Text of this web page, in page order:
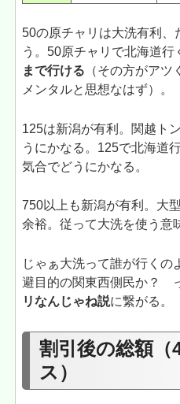
50の原チャリは大洗有利、
う。50原チャリで北海道行
まで行ける （その方がア
メンタルと思想なはず）。
125は新潟が有利。関越ト
うにかなる。125で北海道
気合でどうにかなる。
750以上も新潟が有利。大
余裕。従って大洗を使う意
じゃぁ大洗って誰が行く
避目的の関東西側民か？
リなんじゃね説に繋がる。
割引後の総額（
ス）